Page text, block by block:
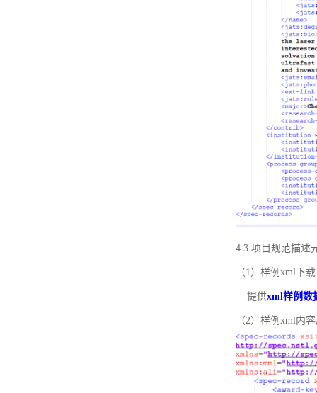
4.3 项目规范描述
（1）样例xml下载
提供xml样例数
（2）样例xml内